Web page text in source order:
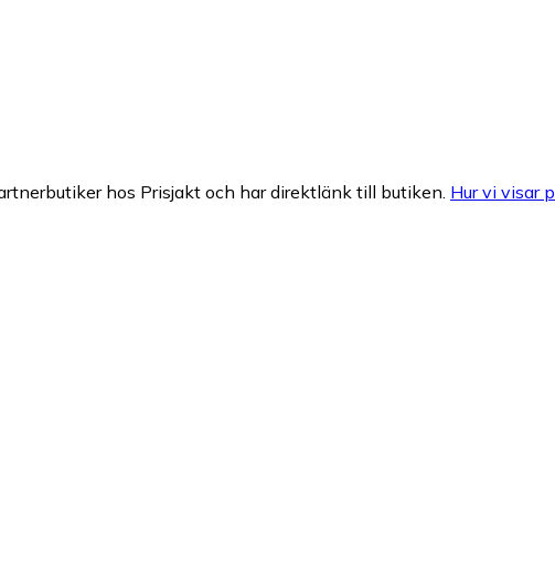
hos Prisjakt och har direktlänk till butiken. Hur vi visar